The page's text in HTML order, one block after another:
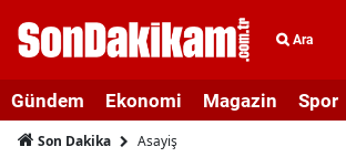
Ara
Gündem Ekonomi Magazin Spor
Son Dakika Asayiş